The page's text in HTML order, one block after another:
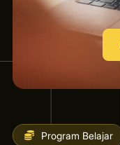
Program Belajar